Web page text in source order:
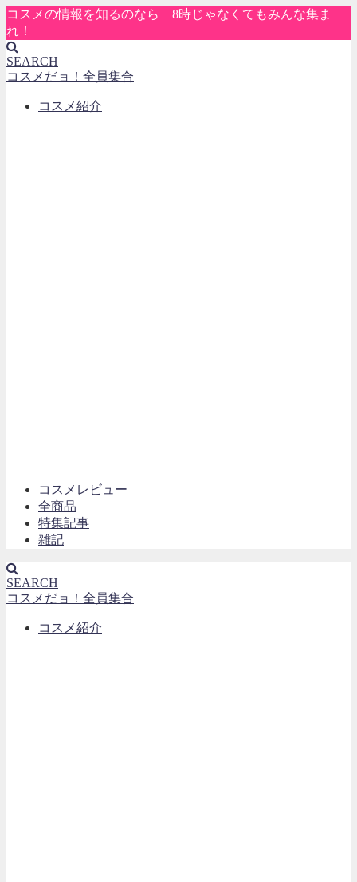
コスメの情報を知るのなら 8時じゃなくてもみんな集ま
れ！
SEARCH
コスメだョ！全員集合
コスメ紹介
コスメレビュー
全商品
特集記事
雑記
SEARCH
コスメだョ！全員集合
コスメ紹介